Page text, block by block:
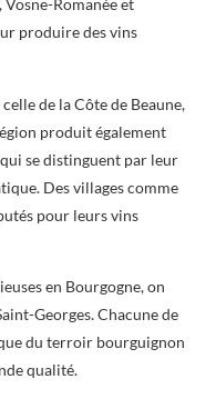
Romanée et
produire des vins
de la Côte de Beaune,
produit également
se distinguent par leur
Des villages comme
pour leurs vins
en Bourgogne, on
Georges. Chacune de
du terroir bourguignon
qualité.